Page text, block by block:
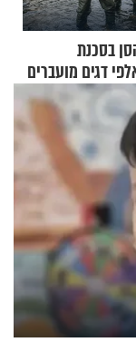
בסכנת
דגים מועברים